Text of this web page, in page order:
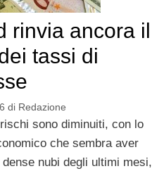
rinvia ancora il
tassi di
di Redazione
sono diminuiti, con lo
che sembra aver
nubi degli ultimi mesi,